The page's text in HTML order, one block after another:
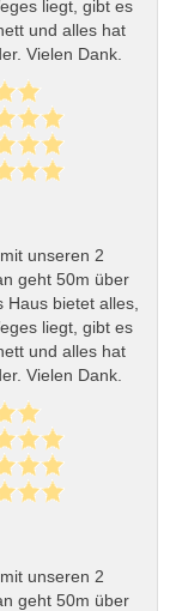
liegt, gibt es
und alles hat
Vielen Dank.
unseren 2
geht 50m über
bietet alles,
liegt, gibt es
und alles hat
Vielen Dank.
unseren 2
geht 50m über